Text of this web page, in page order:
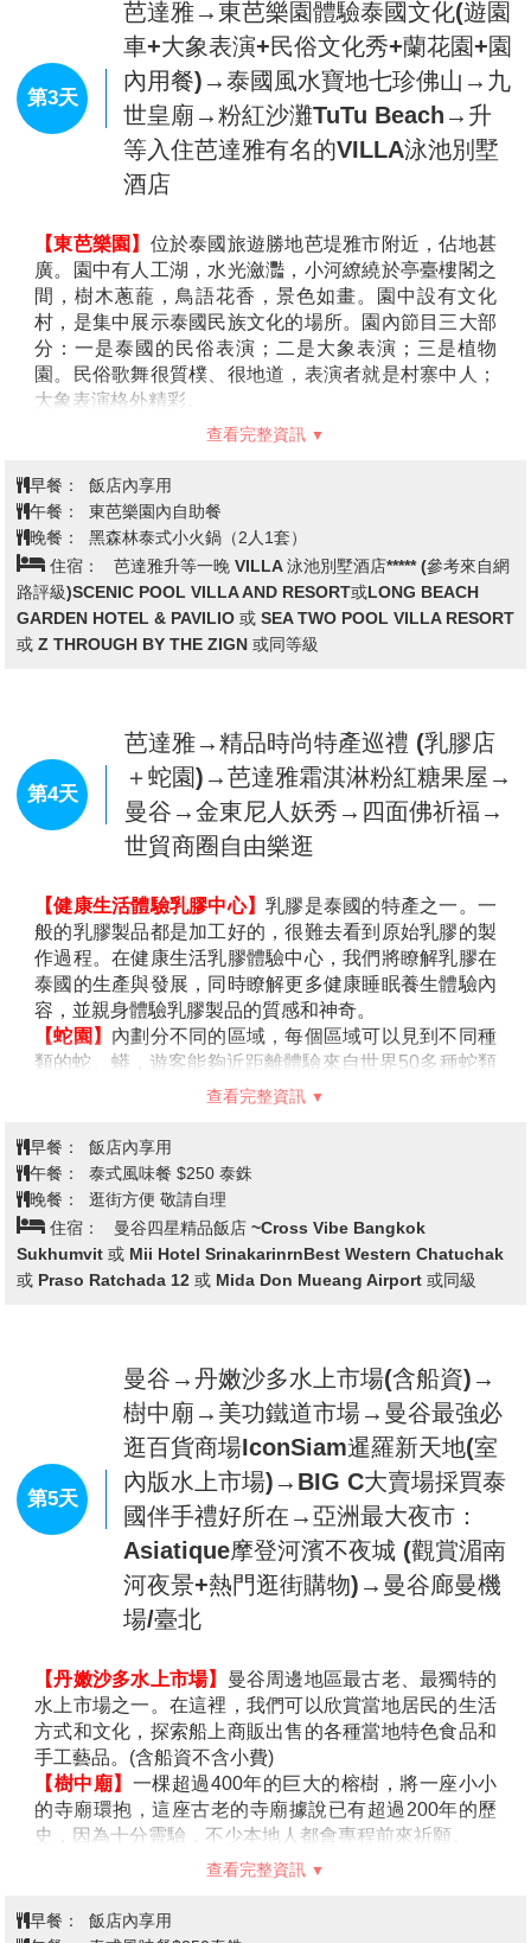
食廣場都是街邊小吃的平易價格，來芭達雅不進來朝勝
真的會對不起自己啊！門口光是看到偌大廣敞立了一架
飛機就令人瞠目結舌，入口處的幾 個行李箱堆疊的藝術
裝置，正好滿足旅遊的無限想像。Terminal 21 完完全
全打造成航站大樓的氛圍， 非但入口以登機門的 Gate
來編號，座位區甚打造成行李輸送轉盤的樣貌，真的是
非常有想像力。樓 層由最底層依序為 G、M 及 1 至 3
樓，融入法國巴黎、英國倫敦、義大利、日本東京及美
融入整個空間中，不得不說真的很細膩。
【7-11 海洋主題館】泰國最奢華的「7-11 便利店」就
在不夜城之稱的芭堤雅正式開業！店內科技感十足！ 以
大海、輪船為主題，占地面積大，整體裝飾與設計現代
感十足，成為各國遊客「打卡」的好去處！
【體驗泰國古式按摩(約2小時)】 與中醫的推拿相近，經
強身健體而且神清氣爽。(不含小費)
註：泰國政府規定，16歲以下貴賓因骨骼發育尚未健全
所以恕無法安排按摩，敬請見諒。
於當地將會由導遊或領隊安排享用霜淇淋乙份。
【AKARA國際海鮮自助餐】芭達雅 Akara 飯店的餐廳
提供充滿活力的自助餐飲體驗，匯集了新鮮海產、風味
務，成為造訪芭達雅的家庭、情侶和美食愛好者的理想
選擇。
註：芭達雅希爾頓EDGE海景自助餐從2026年4月27號
開始進行餐廳維護，預計開放時間為
2026年10月或客滿時將視情形更換餐廳。
對調，造成不便敬請見諒
【紙醉金迷夜生活Pattaya Walking Street】芭達雅的
洋人步行街，顧名思義有眾多國外觀光客步行於此，燈
紅酒綠的街道，充滿著異國風味。原址為洋人美軍大
街，在1950年代時只是個小漁村，因越戰關係，芭達雅
變成美軍作戰之餘尋歡作樂的區域，歌舞昇平，但隨著
地，列為芭達雅夜晚必去之處。華燈初上，芭達雅徒步
人血脈噴張的鋼管熱舞，以及許多醉翁之意不在酒的酒
客，儼然一座美軍俱樂部洋人街不夜城，數十間Go Go
Bar外以各式裝扮吸引旅客的摩登女郎，無論性感迷人
的空姐、比基尼高挑辣妹等，都是前往泰國自由行芭達
雅Walking Street最讓人難以抵抗的誘惑，Go Go Bar內
除了有熱情表演，還有以漂亮聞名的美麗小姐們，可說
您想單純打發時間、輕鬆消遣，部分酒吧還有band現場
演奏，肯定讓您度過最璀璨繽紛的浪漫夜晚。
※註：在芭達雅遊玩時導遊常會推薦一些自費活動，如
您無參加，導遊或領隊或助手將會依照當天行程安排，
就近安排讓您休息或送您先回酒店。
方便逛街，敬請自理
AKARA國際海鲜自助晚餐
住宿：
芭達亞四星精品飯店 ~ Manhattan Hotel 或 Paragon
Grand Resort 或 SN Connx 或 The Siamese Hotel by Pcl 或
Blue Boat Design Hotel（Blue Boat Hotel JC） 或同級
第3天
車+大象表演+民俗文化秀+蘭花園+園
內用餐)→泰國風水寶地七珍佛山→九
世皇廟→粉紅沙灘TuTu Beach→升
等入住芭達雅有名的VILLA泳池別墅
酒店
廣。園中有人工湖，水光瀲灩，小河繚繞於亭臺樓閣之
間，樹木蔥蘢，鳥語花香，景色如畫。園中設有文化
村，是集中展示泰國民族文化的場所。園內節目三大部
分：一是泰國的民俗表演；二是大象表演；三是植物
園。民俗歌舞很質樸、很地道，表演者就是村寨中人；
大象表演格外精彩。
東芭樂園是一個私人林園，創辦人是一位泰籍華人王金
花草，當提出給他報酬時，王金亮選擇了要皇家的一片
荒山，種植了各種熱帶植物、花卉，經過十幾年的艱苦
創業，創辦的東芭樂園，其園林綠化堪稱一流，可與國
內任何國辦植物園相媲美。在東芭樂園遊覽主要有三
項：觀看民俗表演、觀看大象表演、參觀熱帶植物園。
演。民族歌舞表演的節目，多半是表現泰國的民俗風情
的舞蹈，還有泰拳表演，重現泰緬大戰表演，以及少數
民族風情表演，表演時間大約為半個小時。
亦稱為萱儂律，占地廣闊，是個泰式鄉村風格的休閑兼
度假公園，園區內設施豐富，擁有法國花園、石景園、
仙人掌園、蘭圃及人工湖等，放眼望去皆是雅緻的風
景，無論是參觀養殖房的奇花異草或欣賞精彩絕倫的泰
與泰國的國寶——大象近距離接觸，或和鸚鵡及紅猩猩
【七珍佛山】 起源：建造的土地原屬販賣寶石的華人所
擁，利用寶石售出所得將周圍土地全都買下。適逢九世
泰皇登基50周年，一向以勤政愛民為人民付出的形象，
寶石商人感念於此將這座山贈送予泰皇。受感動的九世
泰皇便決定將子民的誠意化成釋迦牟尼佛祝福民眾但嘗
試過許多方法都無法打造成功，最後由義大利工程師利
鑄成的小佛像，故而得名。這裡據傳是由得道高僧挑選
的風水寶地，用來建造九世皇廟供奉歷代泰皇與皇后。
【九世皇廟】九世皇廟位於泰國芭堤雅，泰國人都叫
它“國王廟”。九世皇廟的建築與其他廟宇不同，沒有其
他寺廟那樣金碧輝煌，而是以節檢和樸素為原則，蓋成
了佛殿、方丈樓、僧舍、綜合樓等建築，每座建築都是
白色的，用來表示純潔。
【粉紅沙灘TuTu Beach】這家夏威夷風情的下午茶
店，因為粉色太陽傘、粉色懶人沙發和坐擁的海濱景致
而成為芭達雅最受歡迎的拍照勝地之一。
活動，如您無意願參加，導遊或領隊或助手將會依照當
天行程安排，就近安排讓您休息或送您先回酒店。
【升等一晚 VILLA 泳池別墅酒店】今晚安排住宿號稱五
星級享受的VILLA 享受泰國悠閒的渡假
查看完整資訊
黑森林泰式小火鍋（2人1套）
住宿：
芭達雅升等一晚 VILLA 泳池別墅酒店***** (參考來自網
路評級)SCENIC POOL VILLA AND RESORT或LONG BEACH
GARDEN HOTEL & PAVILIO 或 SEA TWO POOL VILLA RESORT
或 Z THROUGH BY THE ZIGN 或同等級
第4天
芭達雅→精品時尚特產巡禮 (乳膠店
＋蛇園)→芭達雅霜淇淋粉紅糖果屋→
曼谷→金東尼人妖秀→四面佛祈福→
世貿商圈自由樂逛
般的乳膠製品都是加工好的，很難去看到原始乳膠的製
作過程。在健康生活乳膠體驗中心，我們將瞭解乳膠在
泰國的生產與發展，同時瞭解更多健康睡眠養生體驗內
容，並親身體驗乳膠製品的質感和神奇。
【蛇園】內劃分不同的區域，每個區域可以見到不同種
類的蛇、蟒，遊客能夠近距離體驗來自世界50多種蛇類
【芭達雅霜淇淋糖果屋Great&Grand Sweet
Destination】以甜點之國為主題打造的甜蜜樂園，色
彩繽紛的糖果屋、薑餅人、波板糖等大型裝置，絕對能
讓你的童心重啟。
泰國最頂級最精彩的【金東尼人妖表演秀】金東尼人妖
秀為曼谷前三大人妖秀，精心設計的劇院富麗堂皇，舞
台燈光、音效、排場俱佳，搭配婀娜多姿的人妖，呈現
出完美的演出，演繹鄧麗君的經典歌曲、泰國傳統舞蹈
秀、現代歌舞表演、中國宮廷舞劇、百老匯舞劇等精緻
的歌舞秀，搭配五光十色的舞台燈光，帶你體驗別具特
【四面佛】
祈福虔誠遠近馳名的
【愛樂威四面佛
ERAWAN】，即是印度教三位一體神中的創造神-大梵
天，所以該稱之為四面神，而非四面佛。四面神有四個
面，四雙手和一雙腳，有腳的即是正面，從正面以順時
針方向算起四個面分別代表：平安（手持佛珠）、事業
（手持權杖）、婚姻（手持貝殼）、財富（手持金
磚）；也分別代表慈、悲、喜、捨四個字。
※ 行程小常識：教您參拜四面神
參拜方式為先至右方販賣部購買一套香花供品，金額及
100銖以上），點燃香柱及蠟燭後，再依順時針方向自
泰式風味餐 $250 泰銖
逛街方便 敬請自理
曼谷四星精品飯店 ~Cross Vibe Bangkok
Sukhumvit 或 Mii Hotel SrinakarinrnBest Western Chatuchak
或 Praso Ratchada 12 或 Mida Don Mueang Airport 或同級
第5天
曼谷→丹嫩沙多水上市場(含船資)→
樹中廟→美功鐵道市場→曼谷最強必
內版水上市場)→BIG C大賣場採買泰
國伴手禮好所在→亞洲最大夜市：
Asiatique摩登河濱不夜城 (觀賞湄南
河夜景+熱門逛街購物)→曼谷廊曼機
場/臺北
水上市場之一。在這裡，我們可以欣賞當地居民的生活